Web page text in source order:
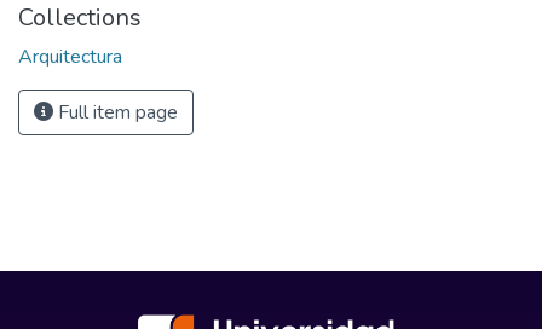
Collections
Arquitectura
Full item page